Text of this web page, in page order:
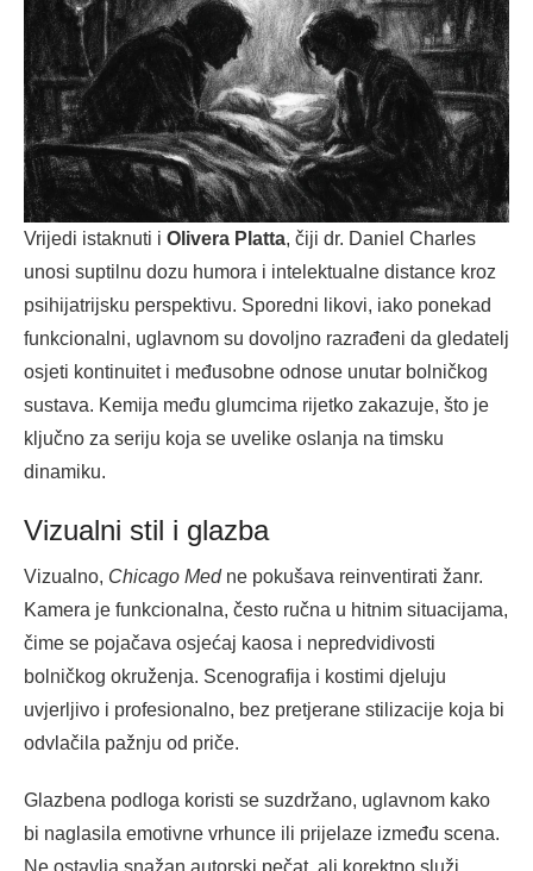
Vrijedi istaknuti i Olivera Platta, čiji dr. Daniel Charles
unosi suptilnu dozu humora i intelektualne distance kroz
psihijatrijsku perspektivu. Sporedni likovi, iako ponekad
funkcionalni, uglavnom su dovoljno razrađeni da gledatelj
osjeti kontinuitet i međusobne odnose unutar bolničkog
sustava. Kemija među glumcima rijetko zakazuje, što je
ključno za seriju koja se uvelike oslanja na timsku
dinamiku.
Vizualni stil i glazba
Vizualno, Chicago Medne pokušava reinventirati žanr.
Kamera je funkcionalna, često ručna u hitnim situacijama,
čime se pojačava osjećaj kaosa i nepredvidivosti
bolničkog okruženja. Scenografija i kostimi djeluju
uvjerljivo i profesionalno, bez pretjerane stilizacije koja bi
odvlačila pažnju od priče.
Glazbena podloga koristi se suzdržano, uglavnom kako
bi naglasila emotivne vrhunce ili prijelaze između scena.
Ne ostavlja snažan autorski pečat, ali korektno služi